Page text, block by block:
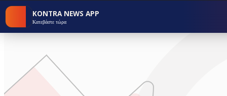
KONTRA NEWS APP
Κατεβάστε τώρα